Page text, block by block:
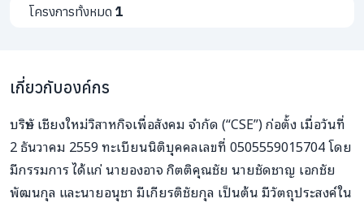
โครงการทั้งหมด 1
เกี่ยวกับองค์กร
บริษัท เชียงใหม่วิสาหกิจเพื่อสังคม จำกัด (“CSE”) ก่อตั้ง เมื่อวันที่
2 ธันวาคม 2559 ทะเบียนนิติบุคคลเลขที่ 0505559015704 โดย
มีกรรมการ ได้แก่ นายองอาจ กิตติคุณชัย นายชัดชาญ เอกชัย
พัฒนกุล และนายอนุชา มีเกียรติชัยกุล เป็นต้น มีวัตถุประสงค์ใน